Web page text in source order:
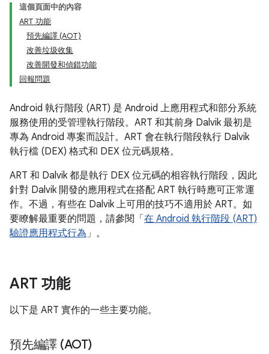
這個頁面中的內容
ART 功能
預先編譯 (AOT)
改善垃圾收集
改善開發和偵錯功能
回報問題
Android 執行階段 (ART) 是 Android 上應用程式和部分系統
服務使用的受管理執行階段。ART 和其前身 Dalvik 最初是
專為 Android 專案而設計。ART 會在執行階段執行 Dalvik
執行檔 (DEX) 格式和 DEX 位元碼規格。
ART 和 Dalvik 都是執行 DEX 位元碼的相容執行階段，因此
針對 Dalvik 開發的應用程式在搭配 ART 執行時應可正常運
作。不過，有些在 Dalvik 上可用的技巧不適用於 ART。如
要瞭解最重要的問題，請參閱「 在 Android 執行階段 (ART)
驗證應用程式行為」。
ART 功能
以下是 ART 實作的一些主要功能。
預先編譯 (AOT)